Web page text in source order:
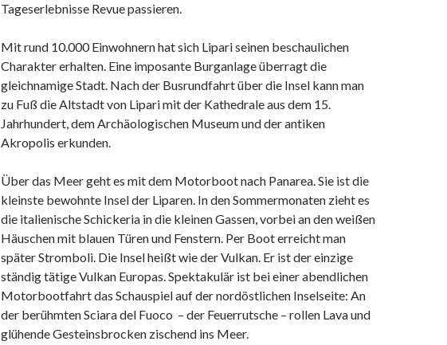
Tageserlebnisse Revue passieren.
Mit rund 10.000 Einwohnern hat sich Lipari seinen beschaulichen
Charakter erhalten. Eine imposante Burganlage überragt die
gleichnamige Stadt. Nach der Busrundfahrt über die Insel kann man
zu Fuß die Altstadt von Lipari mit der Kathedrale aus dem 15.
Jahrhundert, dem Archäologischen Museum und der antiken
Akropolis erkunden.
Über das Meer geht es mit dem Motorboot nach Panarea. Sie ist die
kleinste bewohnte Insel der Liparen. In den Sommermonaten zieht es
die italienische Schickeria in die kleinen Gassen, vorbei an den weißen
Häuschen mit blauen Türen und Fenstern. Per Boot erreicht man
später Stromboli. Die Insel heißt wie der Vulkan. Er ist der einzige
ständig tätige Vulkan Europas. Spektakulär ist bei einer abendlichen
Motorbootfahrt das Schauspiel auf der nordöstlichen Inselseite: An
der berühmten Sciara del Fuoco – der Feuerrutsche – rollen Lava und
glühende Gesteinsbrocken zischend ins Meer.